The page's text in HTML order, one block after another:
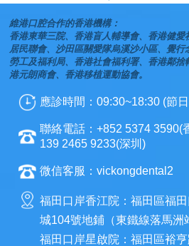
維港口腔合作的香港機構：
香港東華三院、香港盲人輔導會、香港健
居民聯會、沙田區關愛隊烏溪沙小區、覺
勞工及福利局、香港社會福利署、香港鄰
港元朗商會、香港移植運動協會。
應診時間：09:30~18:30 (節
聯絡電話：+852 5374 3590(
139 2465 9233(深圳)
微信客服：vickongdental2
福田口岸香江院：福田區福
城104號地鋪（東鐵線落馬洲
福田口岸星啟院：福田區裕